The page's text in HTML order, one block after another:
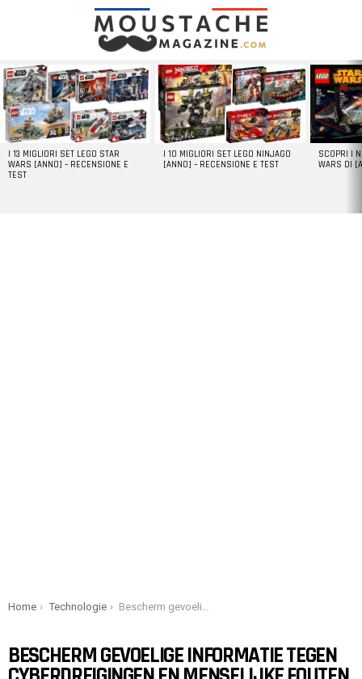
LATEST
STORIES
I 13 MIGLIORI SET LEGO STAR
WARS [ANNO] – RECENSIONE E
TEST
I 10 MIGLIORI SET LEGO NINJAGO
[ANNO] – RECENSIONE E TEST
SCOPRI I
WARS DI
You are here:
Home Technologie Bescherm gevoelige informatie tegen cyberdreigingen en menselijke fouten
BESCHERM GEVOELIGE INFORMATIE TEGEN